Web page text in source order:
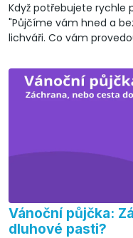
Když potřebujete rychle
"Půjčíme vám hned a
lichváři. Co vám
Vánoční půjčka:
dluhové pasti?